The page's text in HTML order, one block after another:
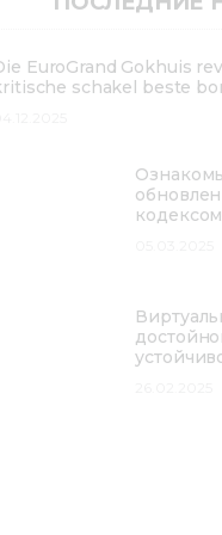
EuroGrand Gokhuis
schakel beste